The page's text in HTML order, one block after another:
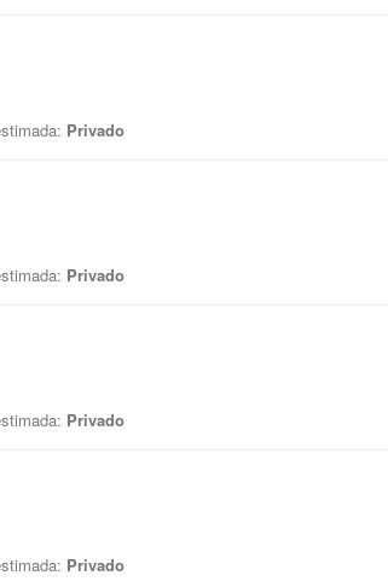
Privado
Privado
Privado
Privado